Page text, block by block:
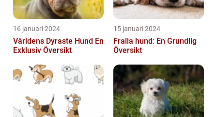
16 januari 2024
Världens Dyraste Hund En
Exklusiv Översikt
15 januari 2024
Fralla hund: En Grundlig
Översikt